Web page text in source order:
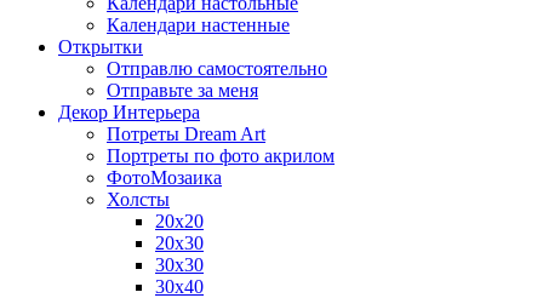
Календари настенные
Открытки
Отправлю самостоятельно
Отправьте за меня
Декор Интерьера
Потреты Dream Art
Портреты по фото акрилом
ФотоМозаика
Холсты
20х20
20х30
30х30
30х40